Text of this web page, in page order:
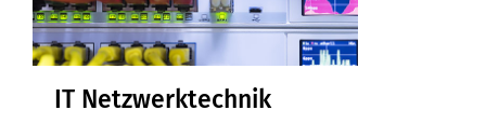
IT Netzwerktechnik